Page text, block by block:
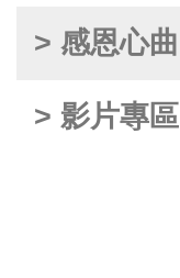
> 感恩心曲
> 影片專區